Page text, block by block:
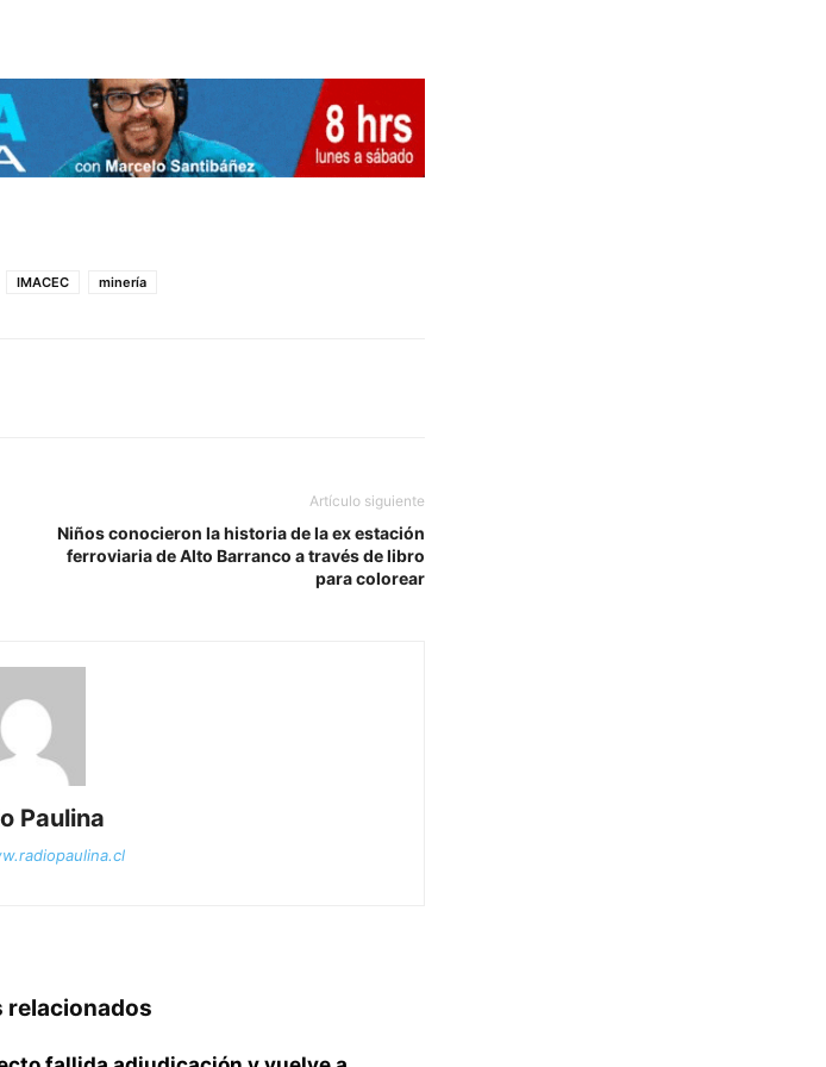
IMACEC minería
Artículo siguiente
Niños conocieron la historia de la ex estación
ferroviaria de Alto Barranco a través de libro
para colorear
Paulina